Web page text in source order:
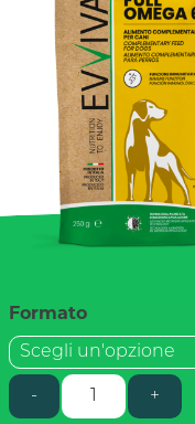
Formato
-
Full
+